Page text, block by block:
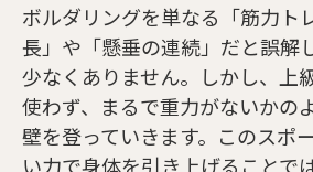
ボルダリングを単なる「筋力ト
長」や「懸垂の連続」だと誤解
少なくありません。しかし、上
使わず、まるで重力がないかの
壁を登っていきます。このスポ
い力で身体を引き上げることで